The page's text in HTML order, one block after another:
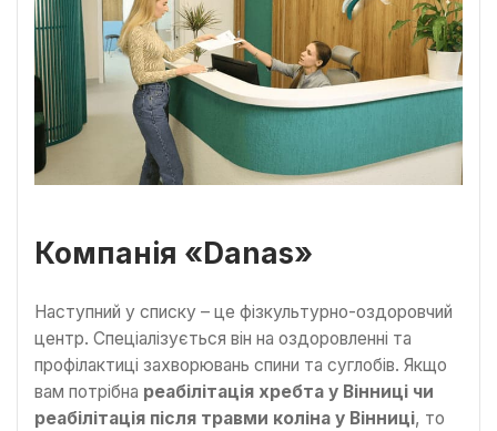
Компанія «Danas»
Наступний у списку – це фізкультурно-оздоровчий
центр. Спеціалізується він на оздоровленні та
профілактиці захворювань спини та суглобів. Якщо
вам потрібна реабілітація хребта у Вінниці чи
реабілітація після травми коліна у Вінниці, то